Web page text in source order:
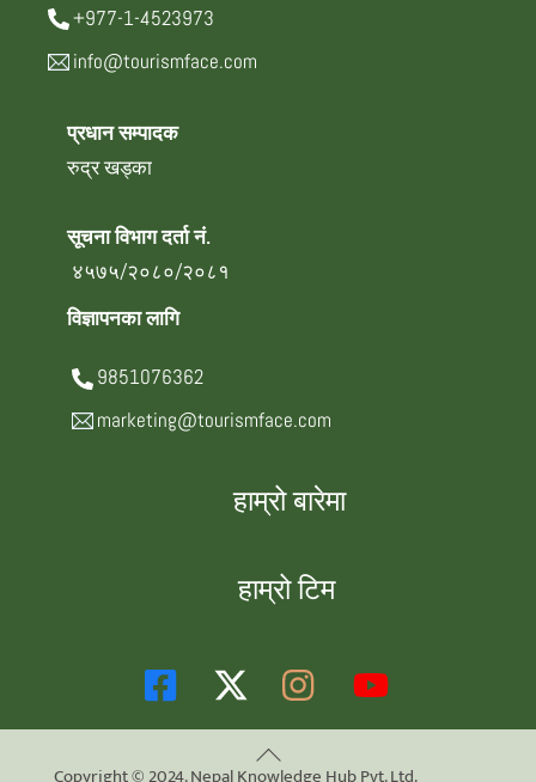
+977-1-4523973
info@tourismface.com
प्रधान सम्पादक
रुद्र खड्का
सूचना विभाग दर्ता नं.
४५७५/२०८०/२०८१
विज्ञापनका लागि
9851076362
marketing@tourismface.com
हाम्रो बारेमा
हाम्रो टिम
Back